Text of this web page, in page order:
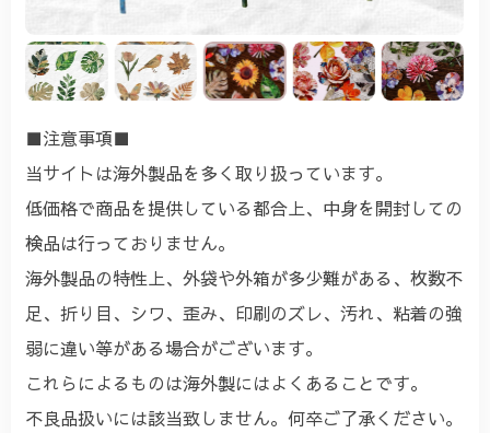
■注意事項■
当サイトは海外製品を多く取り扱っています。
低価格で商品を提供している都合上、中身を開封しての
検品は行っておりません。
海外製品の特性上、外袋や外箱が多少難がある、枚数不
足、折り目、シワ、歪み、印刷のズレ、汚れ、粘着の強
弱に違い等がある場合がございます。
これらによるものは海外製にはよくあることです。
不良品扱いには該当致しません。何卒ご了承ください。